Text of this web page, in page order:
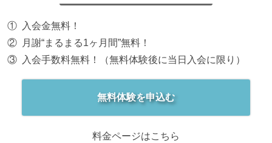
入会金無料！
月謝“まるまる1ヶ月間”無料！
入会手数料無料！（無料体験後に当日入会に限り）
無料体験を申込む
料金ページはこちら